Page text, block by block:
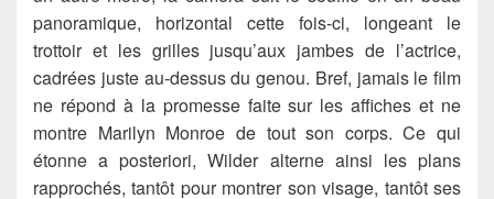
panoramique, horizontal cette fois-ci, longeant le
trottoir et les grilles jusqu’aux jambes de l’actrice,
cadrées juste au-dessus du genou. Bref, jamais le film
ne répond à la promesse faite sur les affiches et ne
montre Marilyn Monroe de tout son corps. Ce qui
étonne a posteriori, Wilder alterne ainsi les plans
rapprochés, tantôt pour montrer son visage, tantôt ses